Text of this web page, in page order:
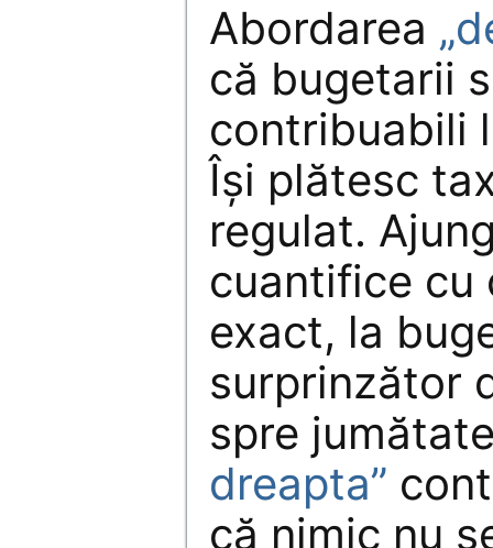
Abordarea
că bugetarii
contribuabili
Îşi plătesc
regulat.
cuantifice cu
exact, la
surprinzător
spre
dreapta”
că nimic nu